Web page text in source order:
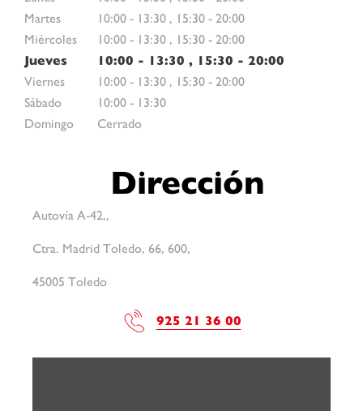
Martes
10:00 - 13:30 , 15:30 - 20:00
Miércoles
10:00 - 13:30 , 15:30 - 20:00
Jueves
10:00 - 13:30 , 15:30 - 20:00
Viernes
10:00 - 13:30 , 15:30 - 20:00
Sábado
10:00 - 13:30
Domingo
Cerrado
Dirección
Autovía A-42,,
Ctra. Madrid Toledo, 66, 600,
45005 Toledo
925 21 36 00